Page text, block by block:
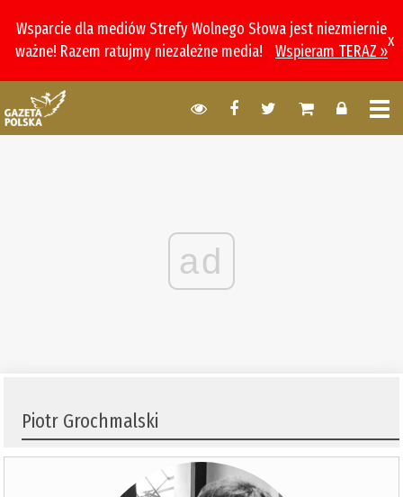
Wsparcie dla mediów Strefy Wolnego Słowa jest niezmiernie
ważne! Razem ratujmy niezależne media!
Wspieram TERAZ »
x
ad
Piotr Grochmalski